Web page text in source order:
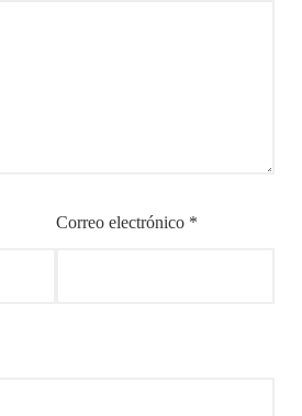
Correo electrónico *